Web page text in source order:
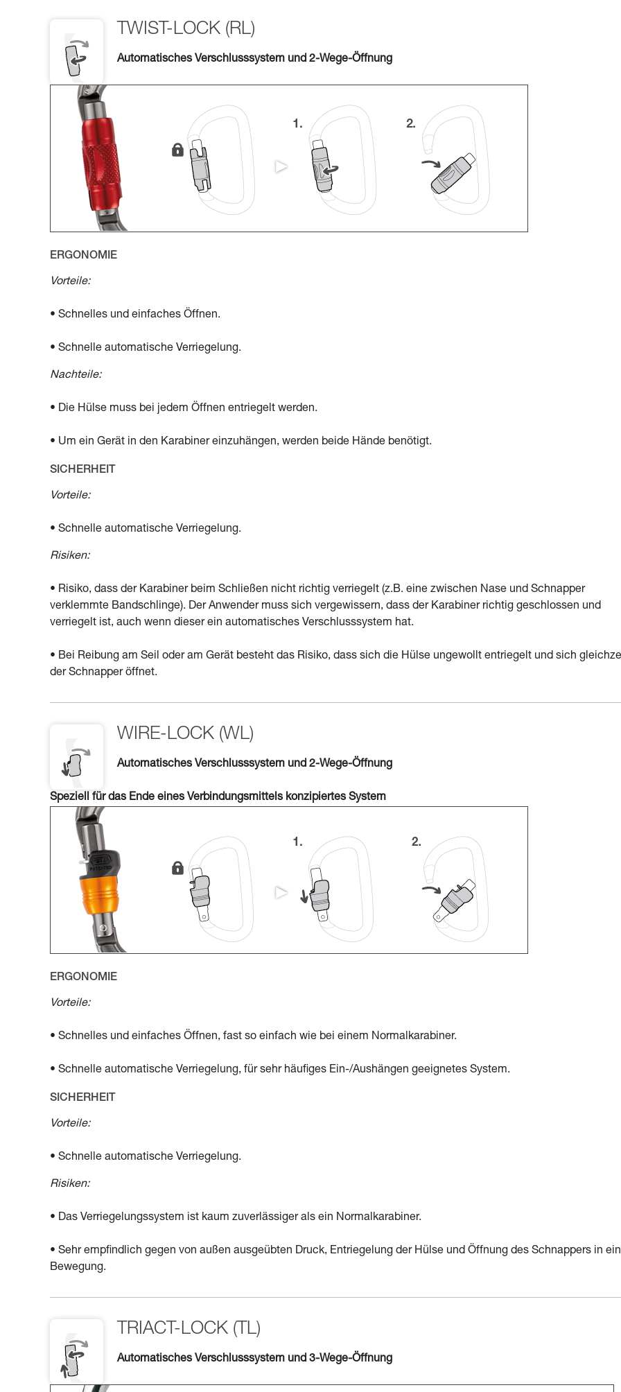
TWIST-LOCK (RL)
Automatisches Verschlusssystem und 2-Wege-Öffnung
ERGONOMIE
Vorteile:
• Schnelles und einfaches Öffnen.
• Schnelle automatische Verriegelung.
Nachteile:
• Die Hülse muss bei jedem Öffnen entriegelt werden.
• Um ein Gerät in den Karabiner einzuhängen, werden beide Hände benötigt.
SICHERHEIT
Vorteile:
• Schnelle automatische Verriegelung.
Risiken:
• Risiko, dass der Karabiner beim Schließen nicht richtig verriegelt (z.B. eine zwischen Nase und Schnapper
verklemmte Bandschlinge). Der Anwender muss sich vergewissern, dass der Karabiner richtig geschlossen und
verriegelt ist, auch wenn dieser ein automatisches Verschlusssystem hat.
• Bei Reibung am Seil oder am Gerät besteht das Risiko, dass sich die Hülse ungewollt entriegelt und sich
der Schnapper öffnet.
WIRE-LOCK (WL)
Automatisches Verschlusssystem und 2-Wege-Öffnung
Speziell für das Ende eines Verbindungsmittels konzipiertes System
ERGONOMIE
Vorteile:
• Schnelles und einfaches Öffnen, fast so einfach wie bei einem Normalkarabiner.
• Schnelle automatische Verriegelung, für sehr häufiges Ein-/Aushängen geeignetes System.
SICHERHEIT
Vorteile:
• Schnelle automatische Verriegelung.
Risiken:
• Das Verriegelungssystem ist kaum zuverlässiger als ein Normalkarabiner.
• Sehr empfindlich gegen von außen ausgeübten Druck, Entriegelung der Hülse und Öffnung des Schnappers in
Bewegung.
TRIACT-LOCK (TL)
Automatisches Verschlusssystem und 3-Wege-Öffnung